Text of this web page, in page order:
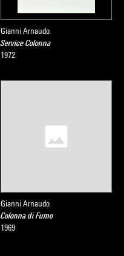
Gianni Arnaudo
Service Colonna
1972
Gianni Arnaudo
Colonna di Fumo
1969